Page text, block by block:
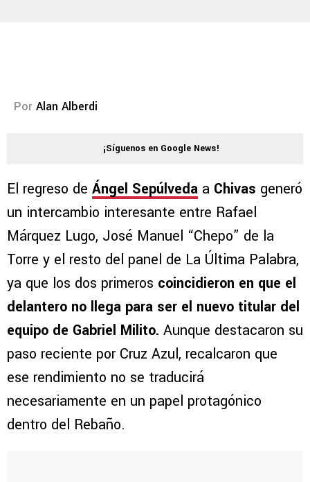
Por Alan Alberdi
¡Síguenos en Google News!
El regreso de Ángel Sepúlveda a Chivas generó
un intercambio interesante entre Rafael
Márquez Lugo, José Manuel “Chepo” de la
Torre y el resto del panel de La Última Palabra,
ya que los dos primeros coincidieron en que el
delantero no llega para ser el nuevo titular del
equipo de Gabriel Milito. Aunque destacaron su
paso reciente por Cruz Azul, recalcaron que
ese rendimiento no se traducirá
necesariamente en un papel protagónico
dentro del Rebaño.